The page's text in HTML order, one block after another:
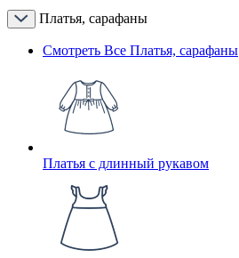
Платья, сарафаны
Смотреть Все Платья, сарафаны
Платья с длинный рукавом